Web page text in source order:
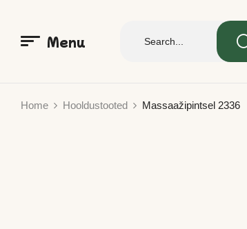
Menu
Home Hooldustooted Massaažipintsel 2336